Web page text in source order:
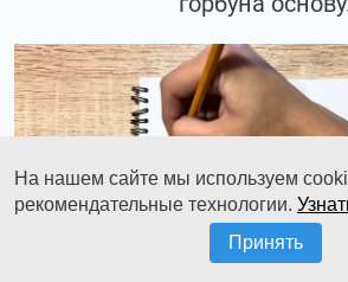
На нашем сайте мы используем
рекомендательные технологии.
Принять